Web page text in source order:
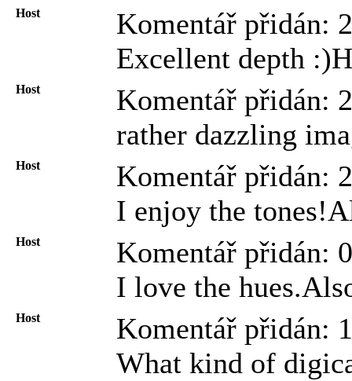
Host
Komentář přidán:
Excellent depth
Host
Komentář přidán:
rather dazzling
Host
Komentář přidán:
I enjoy the
Host
Komentář přidán:
I love the
Host
Komentář přidán:
What kind of